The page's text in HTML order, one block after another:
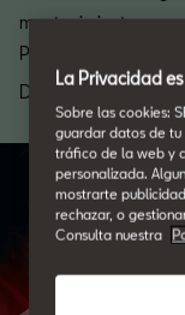
mantenimiento que
Posventa.
Descarga
La Privacidad
Sobre las cookies:
guardar datos de tu
tráfico de la web y
personalizada.
mostrarte
rechazar, o
Consulta nuestra